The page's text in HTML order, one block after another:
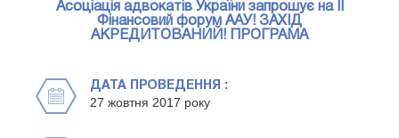
Асоціація адвокатів України запрошує на ІІ
Фінансовий форум ААУ! ЗАХІД
АКРЕДИТОВАНИЙ! ПРОГРАМА
ДАТА ПРОВЕДЕННЯ :
27 жовтня 2017 року